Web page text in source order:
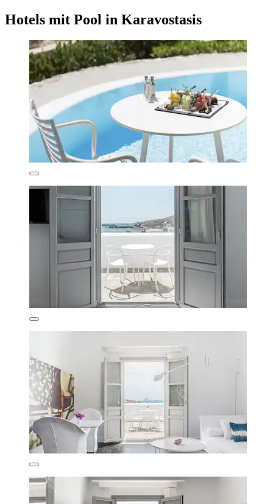
Hotels mit Pool in Karavostasis